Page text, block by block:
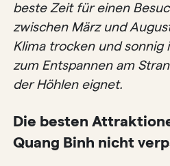
beste Zeit für einen
zwischen März und
Klima trocken und sonnig
zum Entspannen am
der Höhlen eignet.
Die besten
Quang Binh nicht